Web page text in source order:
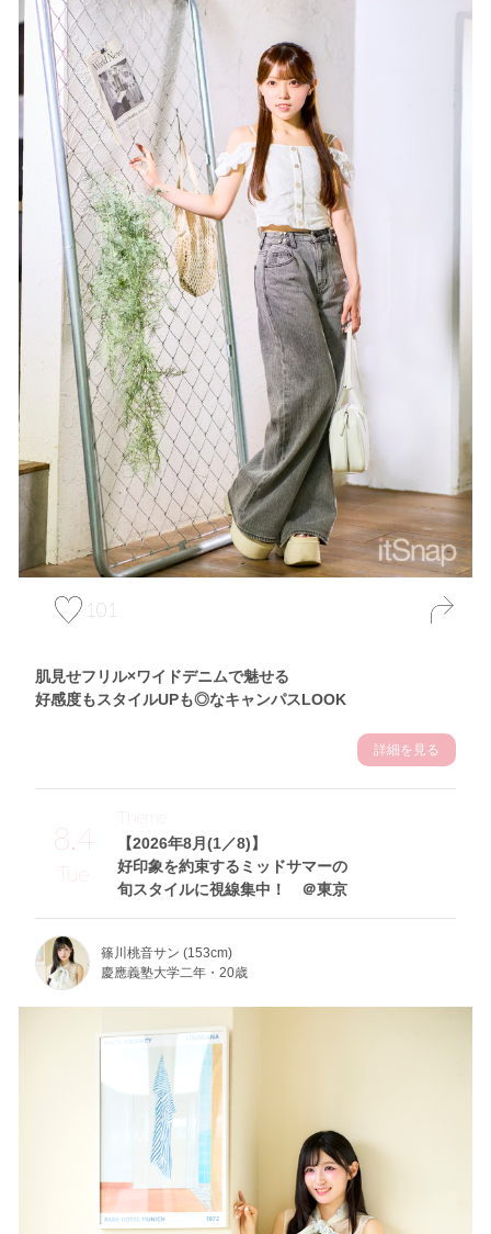
101
肌見せフリル×ワイドデニムで魅せる
好感度もスタイルUPも◎なキャンパスLOOK
詳細を見る
8.4
Tue
【2026年8月(1／8)】
好印象を約束するミッドサマーの
旬スタイルに視線集中！ ＠東京
Theme
篠川桃音サン (153cm)
慶應義塾大学二年・20歳